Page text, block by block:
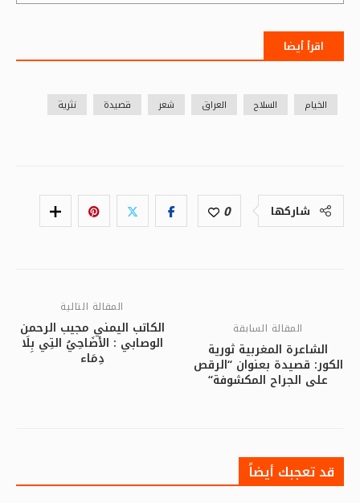
اقرأ أيضا
الخيام السلاح العراق شعر قصيدة نثرية
شاركها 0
المقالة السابقة
الشاعرة المغربية ثورية
الكور: قصيدة بعنوان “الرقص
على الجراح المكشوفة“
المقالة التالية
الكاتب اليمني مجيب الرحمن
الوصابي : الأضَاحِيُ التِي بِلَا
دِمَاء
قد تعجبك أيضاً